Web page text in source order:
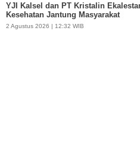
YJI Kalsel dan PT Kristalin
Kesehatan Jantung Masyarakat
2 Agustus 2026 | 12:32 WIB